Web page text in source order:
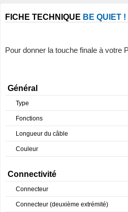
FICHE TECHNIQUE BE QUIET
Pour donner la touche finale à votre
Général
Type
Fonctions
Longueur du câble
Couleur
Connectivité
Connecteur
Connecteur (deuxième extrémité)